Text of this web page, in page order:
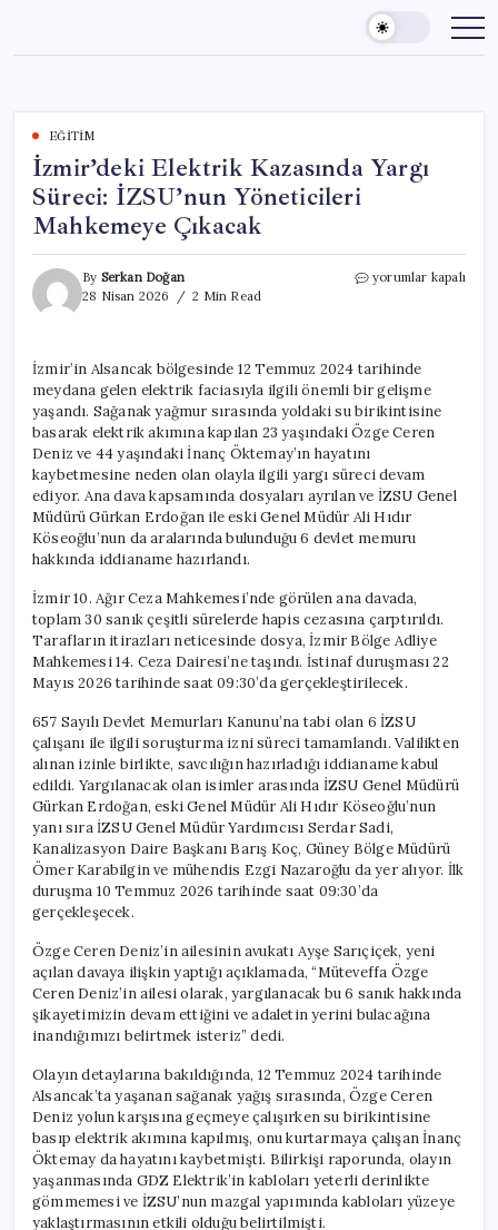
content
EĞITIM
İzmir’deki Elektrik Kazasında Yargı
Süreci: İZSU’nun Yöneticileri
Mahkemeye Çıkacak
By Serkan Doğan
28 Nisan 2026
2 Min Read
İzmir’deki
İZSU’nun
Yöneticileri
Mahkemeye
Çıkacak
için
yorumlar kapalı
İzmir’in Alsancak bölgesinde 12 Temmuz 2024 tarihinde
meydana gelen elektrik faciasıyla ilgili önemli bir gelişme
yaşandı. Sağanak yağmur sırasında yoldaki su birikintisine
basarak elektrik akımına kapılan 23 yaşındaki Özge Ceren
Deniz ve 44 yaşındaki İnanç Öktemay’ın hayatını
kaybetmesine neden olan olayla ilgili yargı süreci devam
ediyor. Ana dava kapsamında dosyaları ayrılan ve İZSU Genel
Müdürü Gürkan Erdoğan ile eski Genel Müdür Ali Hıdır
Köseoğlu’nun da aralarında bulunduğu 6 devlet memuru
hakkında iddianame hazırlandı.
İzmir 10. Ağır Ceza Mahkemesi’nde görülen ana davada,
toplam 30 sanık çeşitli sürelerde hapis cezasına çarptırıldı.
Tarafların itirazları neticesinde dosya, İzmir Bölge Adliye
Mahkemesi 14. Ceza Dairesi’ne taşındı. İstinaf duruşması 22
Mayıs 2026 tarihinde saat 09:30’da gerçekleştirilecek.
657 Sayılı Devlet Memurları Kanunu’na tabi olan 6 İZSU
çalışanı ile ilgili soruşturma izni süreci tamamlandı. Valilikten
alınan izinle birlikte, savcılığın hazırladığı iddianame kabul
edildi. Yargılanacak olan isimler arasında İZSU Genel Müdürü
Gürkan Erdoğan, eski Genel Müdür Ali Hıdır Köseoğlu’nun
yanı sıra İZSU Genel Müdür Yardımcısı Serdar Sadi,
Kanalizasyon Daire Başkanı Barış Koç, Güney Bölge Müdürü
Ömer Karabilgin ve mühendis Ezgi Nazaroğlu da yer alıyor. İlk
duruşma 10 Temmuz 2026 tarihinde saat 09:30’da
gerçekleşecek.
Özge Ceren Deniz’in ailesinin avukatı Ayşe Sarıçiçek, yeni
açılan davaya ilişkin yaptığı açıklamada, “Müteveffa Özge
Ceren Deniz’in ailesi olarak, yargılanacak bu 6 sanık hakkında
şikayetimizin devam ettiğini ve adaletin yerini bulacağına
inandığımızı belirtmek isteriz” dedi.
Olayın detaylarına bakıldığında, 12 Temmuz 2024 tarihinde
Alsancak’ta yaşanan sağanak yağış sırasında, Özge Ceren
Deniz yolun karşısına geçmeye çalışırken su birikintisine
basıp elektrik akımına kapılmış, onu kurtarmaya çalışan İnanç
Öktemay da hayatını kaybetmişti. Bilirkişi raporunda, olayın
yaşanmasında GDZ Elektrik’in kabloları yeterli derinlikte
gömmemesi ve İZSU’nun mazgal yapımında kabloları yüzeye
yaklaştırmasının etkili olduğu belirtilmişti.